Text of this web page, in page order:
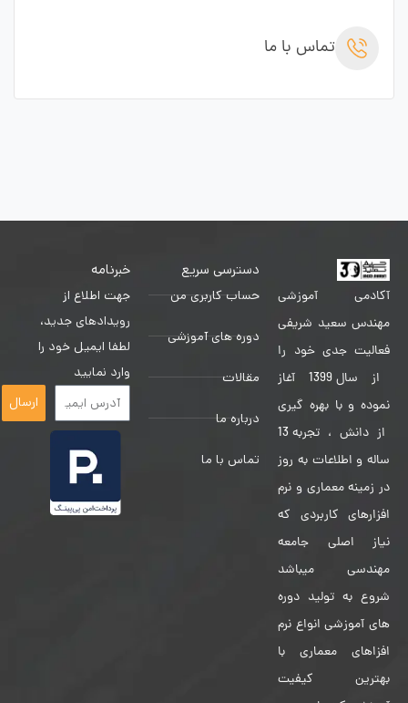
تماس با ما
آکادمی آموزشی
مهندس سعید شریفی
فعالیت جدی خود را
از سال 1399 آغاز
نموده و با بهره گیری
از دانش ، تجربه 13
ساله و اطلاعات به روز
در زمینه معماری و نرم
افزارهای کاربردی که
نیاز اصلی جامعه
مهندسی میباشد
شروع به تولید دوره
های آموزشی انواع نرم
افزاهای معماری با
بهترین کیفیت
دسترسی سریع
حساب کاربری من
دوره های آموزشی
مقالات
درباره ما
تماس با ما
خبرنامه
جهت اطلاع از
رویدادهای جدید،
لطفا ایمیل خود را
وارد نمایید
ارسال